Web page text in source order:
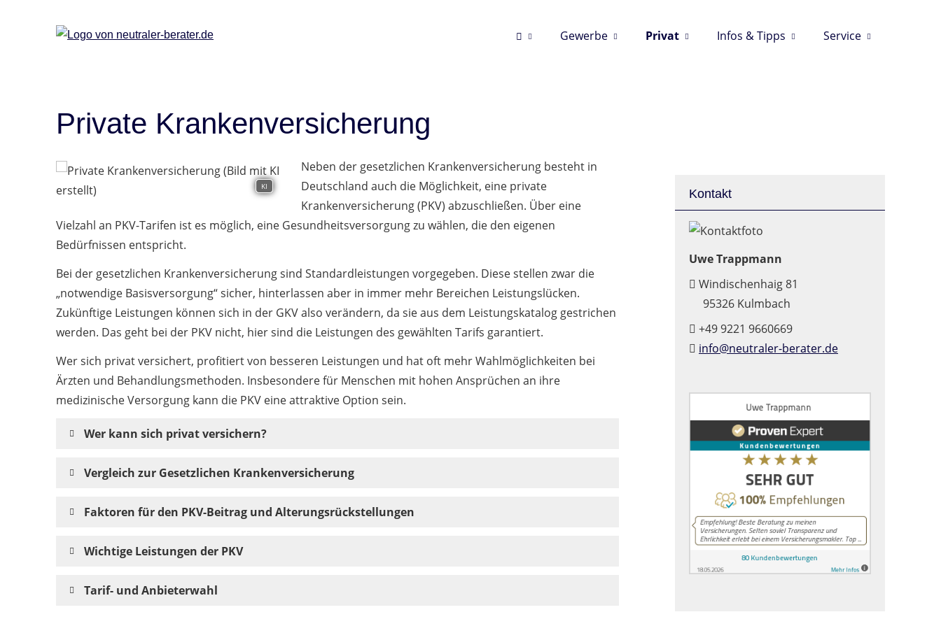
Gewerbe Privat Infos & Tipps Service
Kontakt
Uwe Trappmann
Windischenhaig 81
95326 Kulmbach
+49 9221 9660669
info@neutraler-berater.de
Private Krankenversicherung
KI
Neben der gesetzlichen Krankenversicherung besteht in
Deutschland auch die Möglichkeit, eine private
Krankenversicherung (PKV) abzuschließen. Über eine
Vielzahl an PKV-Tarifen ist es möglich, eine Gesundheitsversorgung zu wählen, die den eigenen
Bedürfnissen entspricht.
Bei der gesetzlichen Krankenversicherung sind Standardleistungen vorgegeben. Diese stellen zwar die
„notwendige Basisversorgung“ sicher, hinterlassen aber in immer mehr Bereichen Leistungslücken.
Zukünftige Leistungen können sich in der GKV also verändern, da sie aus dem Leistungskatalog gestrichen
werden. Das geht bei der PKV nicht, hier sind die Leistungen des gewählten Tarifs garantiert.
Wer sich privat versichert, profitiert von besseren Leistungen und hat oft mehr Wahlmöglichkeiten bei
Ärzten und Behandlungsmethoden. Insbesondere für Menschen mit hohen Ansprüchen an ihre
medizinische Versorgung kann die PKV eine attraktive Option sein.
Wer kann sich privat versichern?
Vergleich zur Gesetzlichen Krankenversicherung
Faktoren für den PKV-Beitrag und Alterungsrückstellungen
Wichtige Leistungen der PKV
Tarif- und Anbieterwahl